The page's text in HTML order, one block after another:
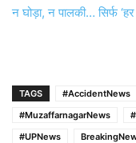
न घोड़ा, न पालकी… सिर्फ ‘हर
TAGS #AccidentNews
#MuzaffarnagarNews
#UPNews